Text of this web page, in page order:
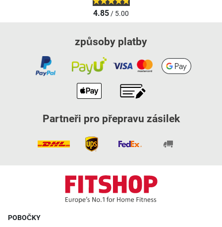
4.85/ 5.00
způsoby platby
Partneři pro přepravu zásilek
POBOČKY